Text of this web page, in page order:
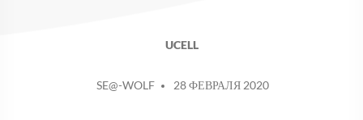
UCELL
ОТ
SE@-WOLF 28 ФЕВРАЛЯ 2020